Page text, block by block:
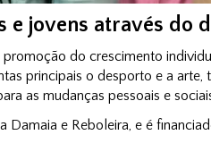
jovens através do
do crescimento
principais o desporto e a
as mudanças pessoais e
e Reboleira, e é